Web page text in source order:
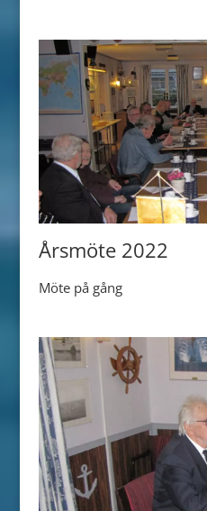
Årsmöte 2022
Möte på gång